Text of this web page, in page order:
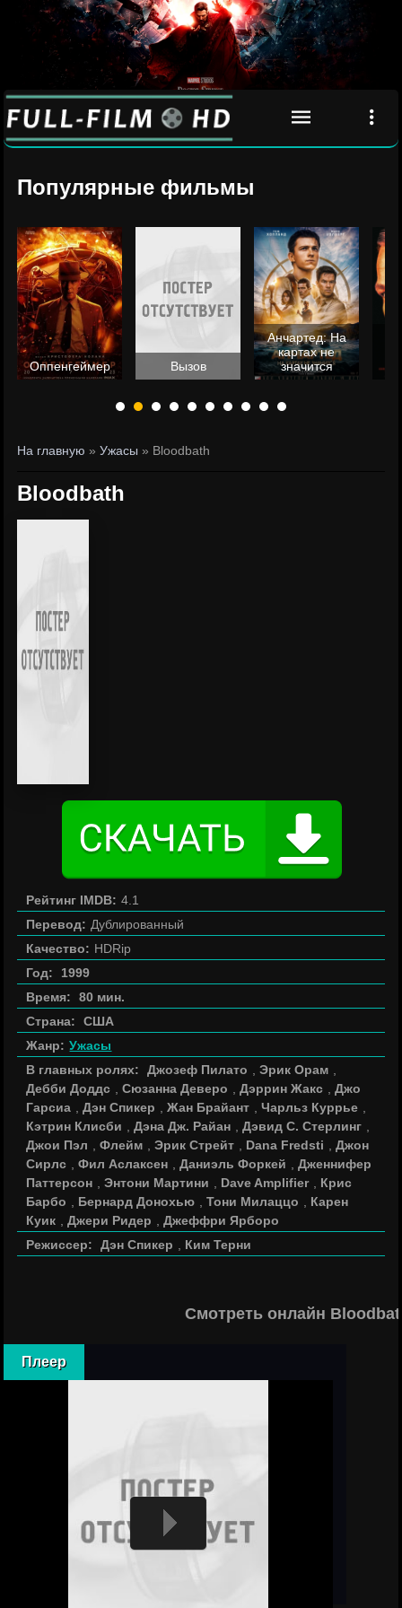
Популярные фильмы
Оппенгеймер Вызов
Анчартед: На
картах не
значится
На главную »Ужасы » Bloodbath
Bloodbath
Рейтинг IMDB: 4.1
Перевод: Дублированный
Качество: HDRip
Год:
1999
Время:
80 мин.
Страна:
США
Жанр: Ужасы
В главных ролях:
Джозеф Пилато ,Эрик Орам
Дебби Доддс
,Сюзанна Деверо ,Дэррин Жакс ,Джо
Гарсиа
,Дэн Спикер ,Жан Брайант ,Чарльз Куррье
Кэтрин Клисби
,Дэна Дж. Райан ,Дэвид С. Стерлинг
Джои Пэл
,Флейм ,Эрик Стрейт Dana Fredsti ,Джон
Сирлс
,Фил Аслаксен ,Даниэль Форкей ,Дженнифер
Паттерсон
,Энтони Мартини Dave Amplifier
Крис
Барбо
Бернард Донохью ,Тони Милаццо
Карен
Куик
,Джери Ридер ,Джеффри Ярборо
Режиссер:
Дэн Спикер Ким Терни
Смотреть онлайн
Плеер